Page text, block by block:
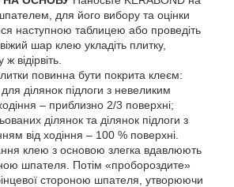
для його вибору та оцінки
наступною таблицею або проведіть
шар клею укладіть плитку,
ж відірвіть.
повинна бути покрита клеєм:
для ділянок підлоги з невеликим
– приблизно 2/3 поверхні;
ділянок та ділянок підлоги з
від ходіння – 100 % поверхні.
клею з основою злегка вдавлюють
шпателя. Потім «пробороздите»
стороною шпателя, утворюючи